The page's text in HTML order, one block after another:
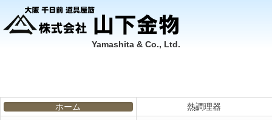
Yamashita & Co., Ltd.
ホーム
熱調理器